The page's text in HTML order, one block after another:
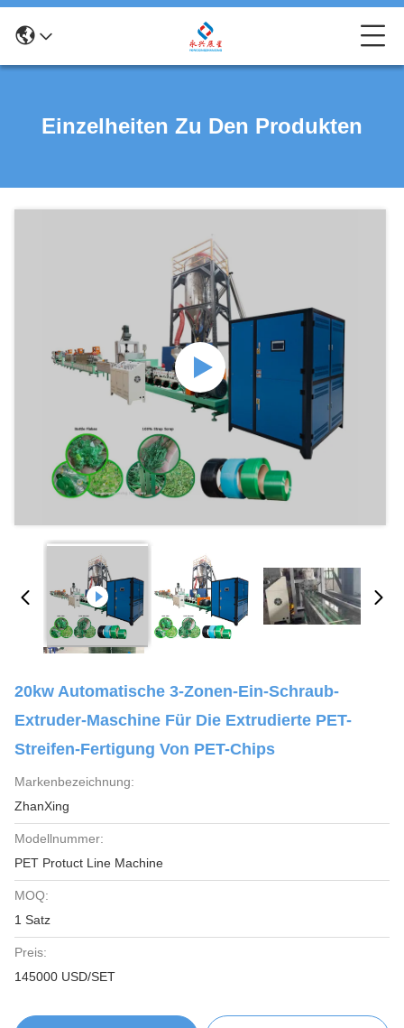
Einzelheiten Zu Den Produkten
20kw Automatische 3-Zonen-Ein-Schraub-
Extruder-Maschine Für Die Extrudierte PET-
Streifen-Fertigung Von PET-Chips
Markenbezeichnung:
ZhanXing
Modellnummer:
PET Protuct Line Machine
MOQ:
1 Satz
Preis:
145000 USD/SET